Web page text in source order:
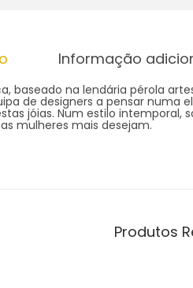
Informação
baseado na lendária pérola
de designers a pensar numa
jóias. Num estilo intemporal,
mulheres mais desejam.
Produtos